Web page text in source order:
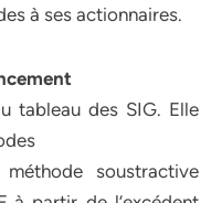
à ses actionnaires.
tableau des SIG. Elle
soustractive